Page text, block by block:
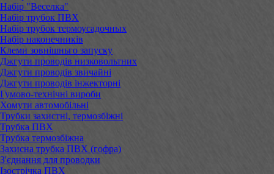
Набір "Веселка"
Набір трубок ПВХ
Набір трубок термоусадочных
Набір наконечників
Клеми зовнішньго запуску
Джгути проводів низковольтних
Джгути проводів звичайні
Джгути проводів інжекторні
Гумово-технічні вироби
Хомути автомобільні
Трубки захистні, термозбіжні
Трубка ПВХ
Трубка термозбіжна
Захисна трубка ПВХ (гофра)
З'єднання для проводки
Ізострічка ПВХ